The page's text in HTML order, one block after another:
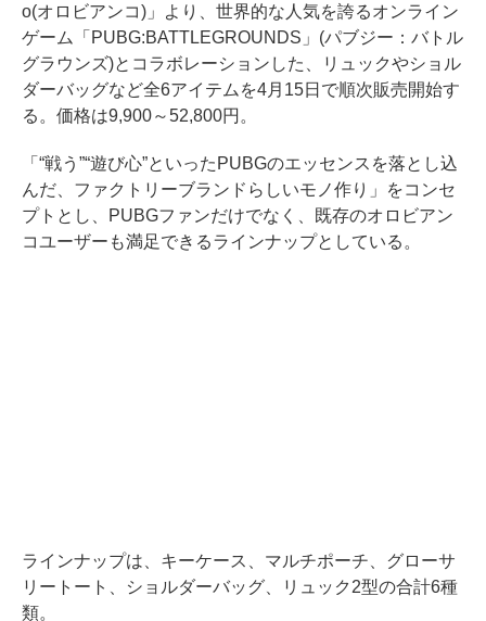
o(オロビアンコ)」より、世界的な人気を誇るオンライン
ゲーム「PUBG:BATTLEGROUNDS」(パブジー：バトル
グラウンズ)とコラボレーションした、リュックやショル
ダーバッグなど全6アイテムを4月15日で順次販売開始す
る。価格は9,900～52,800円。
「“戦う”“遊び心”といったPUBGのエッセンスを落とし込
んだ、ファクトリーブランドらしいモノ作り」をコンセ
プトとし、PUBGファンだけでなく、既存のオロビアン
コユーザーも満足できるラインナップとしている。
ラインナップは、キーケース、マルチポーチ、グローサ
リートート、ショルダーバッグ、リュック2型の合計6種
類。